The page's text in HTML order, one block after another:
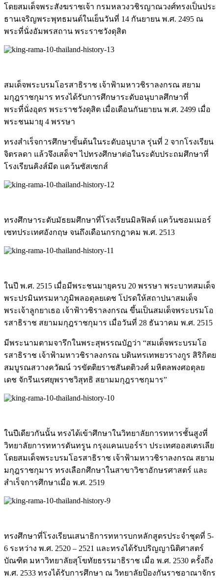
โดยสมเด็จพระสังฆราชเจ้า กรมหลวงวชิรญาณวงศ์ทรงเป็นประ
ธานเจริญพระพุทธมนต์ในเย็นวันที่ 14 กันยายน พ.ศ. 2495 ณ
พระที่นั่งอัมพรสถาน พระราชวังดุสิต
สมเด็จพระบรมโอรสาธิราช เจ้าฟ้ามหาวชิราลงกรณ สยาม
มกุฎราชกุมาร ทรงได้รับการศึกษาระดับอนุบาลศึกษาที่
พระที่นั่งอุดร พระราชวังดุสิต เมื่อเดือนกันยายน พ.ศ. 2499 เมื่อ
พระชนมายุ 4 พรรษา
ทรงสำเร็จการศึกษาขั้นต้นในระดับอนุบาล รุ่นที่ 2 จากโรงเรียน
จิตรลดา แล้วจึงเสด็จฯ ไปทรงศึกษาต่อในระดับประถมศึกษาที่
โรงเรียนคิงส์มีด แคว้นซัสเซกส์
ทรงศึกษาระดับมัธยมศึกษาที่โรงเรียนมิลฟิลด์ แคว้นซอมเมอร์
เซทประเทศอังกฤษ จนถึงเดือนกรกฎาคม พ.ศ. 2513
ในปี พ.ศ. 2515 เมื่อมีพระชนมายุครบ 20 พรรษา พระบาทสมเด็จ
พระปรมินทรมหาภูมิพลอดุลยเดช โปรดให้สถาปนาสมเด็จ
พระเจ้าลูกยาเธอ เจ้าฟ้าวชิราลงกรณ ขึ้นเป็นสมเด็จพระบรมโอ
รสาธิราช สยามมกุฎราชกุมาร เมื่อวันที่ 28 ธันวาคม พ.ศ. 2515
มีพระนามตามจารึกในพระสุพรรณบัฏว่า “สมเด็จพระบรมโอ
รสาธิราช เจ้าฟ้ามหาวชิราลงกรณ บดินทรเทพยวรางกูร สิริกิตย
สมบูรณสวางควัฒน์ วรขัตติยราชสันตติวงศ์ มหิตลพงศอดุลย
เดช จักรีนเรศยุพราชวิสุทธิ สยามมกุฎราชกุมาร”
ในปีเดียวกันนั้น ทรงได้เข้าศึกษาในวิทยาลัยการทหารชั้นสูงที่
วิทยาลัยการทหารดันทรูน กรุงแคนเบอร์รา ประเทศออสเตรเลีย
โดยสมเด็จพระบรมโอรสาธิราช เจ้าฟ้ามหาวชิราลงกรณ สยาม
มกุฎราชกุมาร ทรงเลือกศึกษาในสาขาวิชาอักษรศาสตร์ และ
สำเร็จการศึกษาเมื่อ พ.ศ. 2519
ทรงศึกษาที่โรงเรียนเสนาธิการทหารบกหลักสูตรประจำชุดที่ 5-
6 ระหว่าง พ.ศ. 2520 – 2521 และทรงได้รับปริญญานิติศาสตร์
บัณฑิต มหาวิทยาลัยสุโขทัยธรรมาธิราช เมื่อ พ.ศ. 2530 ครั้งถึง
พ.ศ. 2533 ทรงได้รับการศึกษา ณ วิทยาลัยป้องกันราชอาณาจักร